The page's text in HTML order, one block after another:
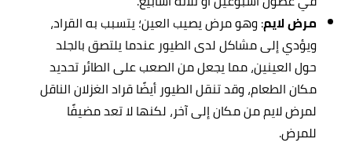
مرض لايم: وهو مرض يصيب العين؛ يتسبب به القراد،
ويؤدي إلى مشاكل لدى الطيور عندما يلتصق بالجلد
حول العينين، مما يجعل من الصعب على الطائر تحديد
مكان الطعام، وقد تنقل الطيور أيضًا قراد الغزلان الناقل
لمرض لايم من مكان إلى آخر، لكنها لا تعد مضيفًا
للمرض.